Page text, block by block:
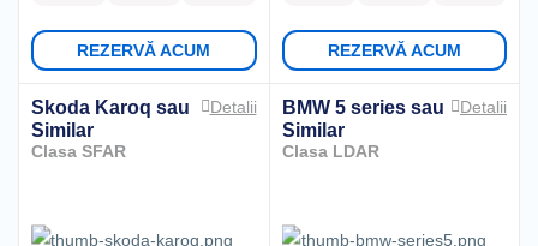
REZERVĂ ACUM REZERVĂ ACUM
Skoda Karoq sau
Similar
Clasa SFAR
Detalii BMW 5 series sau
Similar
Clasa LDAR
Detalii